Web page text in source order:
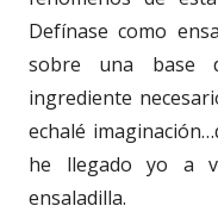
Defínase como
sobre una base
ingrediente
echalé
he llegado yo a
ensaladilla.